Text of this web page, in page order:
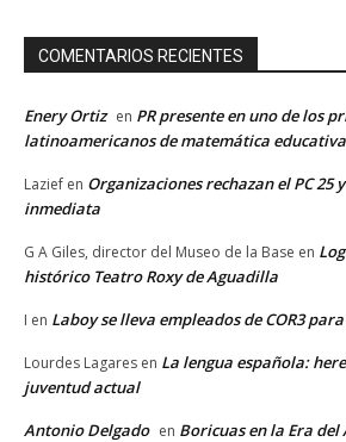
COMENTARIOS RECIENTES
Enery Ortiz en PR presente en uno de los
latinoamericanos de matemática educativa
Lazief en Organizaciones rechazan el PC 25
inmediata
G A Giles, director del Museo de la Base en
histórico Teatro Roxy de Aguadilla
I en Laboy se lleva empleados de COR3
Lourdes Lagares en La lengua española:
juventud actual
Antonio Delgado en Boricuas en la Era